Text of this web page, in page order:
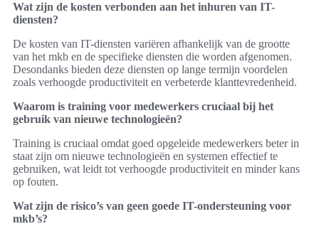
Wat zijn de kosten verbonden aan het inhuren van IT-
diensten?
De kosten van IT-diensten variëren afhankelijk van de grootte
van het mkb en de specifieke diensten die worden afgenomen.
Desondanks bieden deze diensten op lange termijn voordelen
zoals verhoogde productiviteit en verbeterde klanttevredenheid.
Waarom is training voor medewerkers cruciaal bij het
gebruik van nieuwe technologieën?
Training is cruciaal omdat goed opgeleide medewerkers beter in
staat zijn om nieuwe technologieën en systemen effectief te
gebruiken, wat leidt tot verhoogde productiviteit en minder kans
op fouten.
Wat zijn de risico’s van geen goede IT-ondersteuning voor
mkb’s?